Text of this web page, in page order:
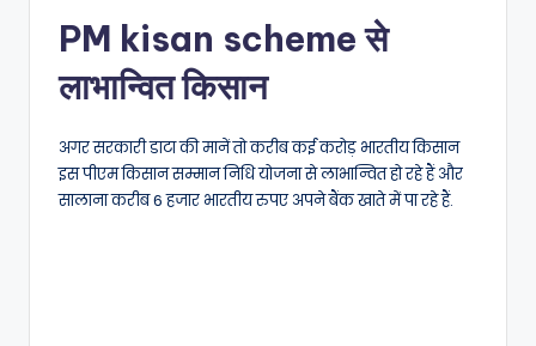
PM kisan scheme से
लाभान्वित किसान
अगर सरकारी डाटा की मानें तो करीब कई करोड़ भारतीय किसान
इस पीएम किसान सम्मान निधि योजना से लाभान्वित हो रहे हैं और
सालाना करीब 6 हजार भारतीय रुपए अपने बैंक खाते में पा रहे हैं.